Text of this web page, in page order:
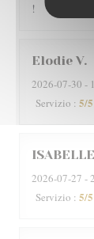
!
Elodie V
2026-07-30 -
Servizio : 5/5
ISABELLE
2026-07-27 -
Servizio : 5/5